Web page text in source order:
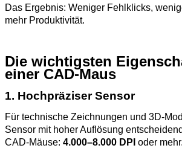
Das Ergebnis: Weniger Fehlklicks,
mehr Produktivität.
Die wichtigsten
einer CAD‑Maus
1. Hochpräziser Sensor
Für technische Zeichnungen und
Sensor mit hoher Auflösung
CAD‑Mäuse: 4.000–8.000 DPI oder mehr.